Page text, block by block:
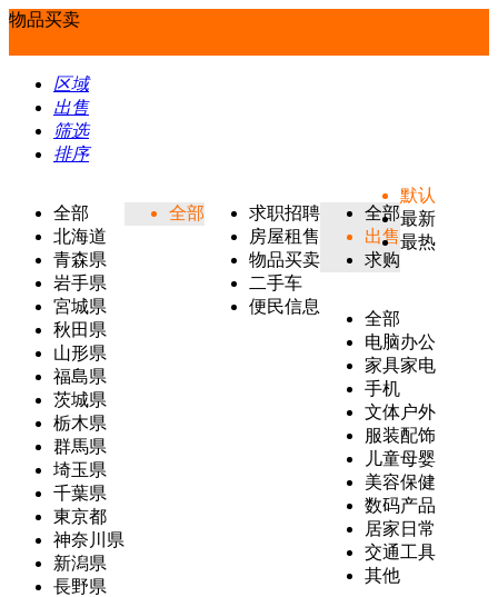
物品买卖
区域
出售
筛选
排序
全部
北海道
青森県
岩手県
宮城県
秋田県
山形県
福島県
茨城県
栃木県
群馬県
埼玉県
千葉県
東京都
神奈川県
新潟県
長野県
全部
求职招聘
房屋租售
物品买卖
二手车
便民信息
全部
出售
求购
全部
电脑办公
家具家电
手机
文体户外
服装配饰
儿童母婴
美容保健
数码产品
居家日常
交通工具
其他
默认
最新
最热